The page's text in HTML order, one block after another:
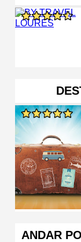
ANDAR